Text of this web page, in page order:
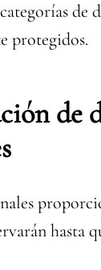
de
protegidos.
de
hasta